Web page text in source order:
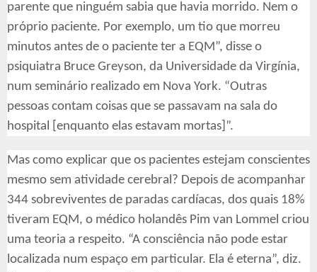
parente que ninguém sabia que havia morrido. Nem o
próprio paciente. Por exemplo, um tio que morreu
minutos antes de o paciente ter a EQM”, disse o
psiquiatra Bruce Greyson, da Universidade da Virgínia,
num seminário realizado em Nova York. “Outras
pessoas contam coisas que se passavam na sala do
hospital [enquanto elas estavam mortas]”.
Mas como explicar que os pacientes estejam conscientes
mesmo sem atividade cerebral? Depois de acompanhar
344 sobreviventes de paradas cardíacas, dos quais 18%
tiveram EQM, o médico holandês Pim van Lommel criou
uma teoria a respeito. “A consciência não pode estar
localizada num espaço em particular. Ela é eterna”, diz.